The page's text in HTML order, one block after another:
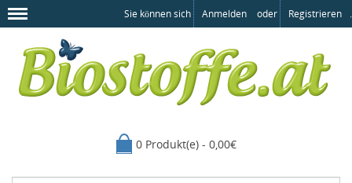
Sie können sich Anmelden oder Registrieren .
0 Produkt(e) - 0,00€